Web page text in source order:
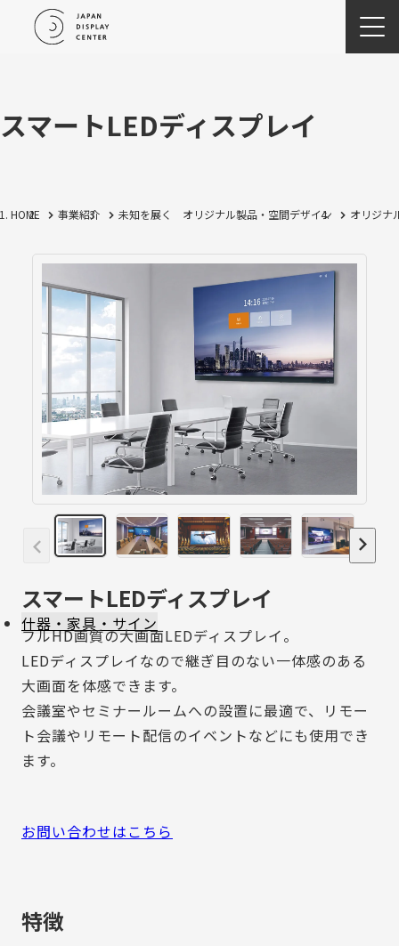
スマートLEDディスプレイ
HOME 事業紹介 未知を展く オリジナル製品・空間デザイン オリジナ
スマートLEDディスプレイ
什器・家具・サイン
フルHD画質の大画面LEDディスプレイ。
LEDディスプレイなので継ぎ目のない一体感のある
大画面を体感できます。
会議室やセミナールームへの設置に最適で、リモー
ト会議やリモート配信のイベントなどにも使用でき
ます。
お問い合わせはこちら
特徴